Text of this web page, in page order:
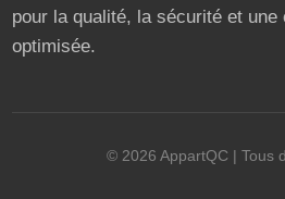
pour la qualité, la sécurité et
optimisée.
© 2026 AppartQC | Tous